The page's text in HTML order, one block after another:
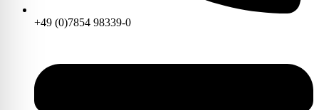
+49 (0)7854 98339-0